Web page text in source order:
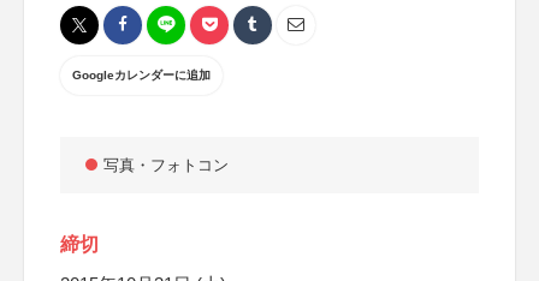
Googleカレンダーに追加
写真・フォトコン
締切